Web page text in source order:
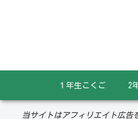
１年生こくご 2
当サイトはアフィリエイト広告